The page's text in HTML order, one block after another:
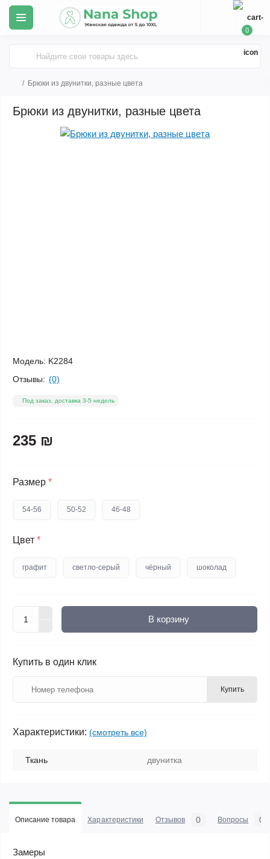
0
Брюки из двунитки, разные цвета
Брюки из двунитки, разные цвета
Модель: K2284
Отзывы: (0)
Под заказ, доставка 3-5 недель
235 ₪
Размер *
54-56 50-52 46-48
Цвет *
графит светло-серый чёрный шоколад
В корзину
Купить в один клик
Купить
Характеристики: (смотреть все)
Ткань двунитка
Описание товара Характеристики Отзывов 0 Вопросы 0
Замеры